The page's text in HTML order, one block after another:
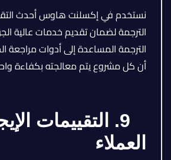
نستخدم في إكسلنت هاوس أحدث
الترجمة لضمان تقديم خدمات عالية
الترجمة المساعدة إلى أدوات مراجعة
أن كل مشروع يتم معالجته بكفاءة
9. التقييمات
العملاء